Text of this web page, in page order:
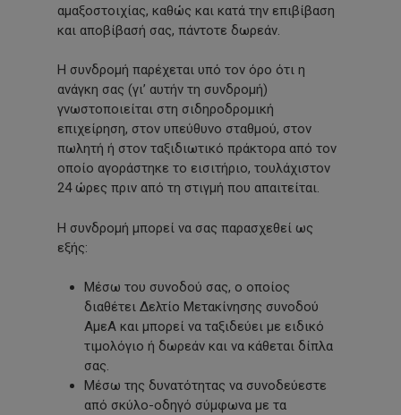
αμαξοστοιχίας, καθώς και κατά την επιβίβαση
και αποβίβασή σας, πάντοτε δωρεάν.
Η συνδρομή παρέχεται υπό τον όρο ότι η
ανάγκη σας (γι’ αυτήν τη συνδρομή)
γνωστοποιείται στη σιδηροδρομική
επιχείρηση, στον υπεύθυνο σταθμού, στον
πωλητή ή στον ταξιδιωτικό πράκτορα από τον
οποίο αγοράστηκε το εισιτήριο, τουλάχιστον
24 ώρες πριν από τη στιγμή που απαιτείται.
Η συνδρομή μπορεί να σας παρασχεθεί ως
εξής:
Μέσω του συνοδού σας, ο οποίος
διαθέτει Δελτίο Μετακίνησης συνοδού
ΑμεΑ και μπορεί να ταξιδεύει με ειδικό
τιμολόγιο ή δωρεάν και να κάθεται δίπλα
σας.
Μέσω της δυνατότητας να συνοδεύεστε
από σκύλο-οδηγό σύμφωνα με τα